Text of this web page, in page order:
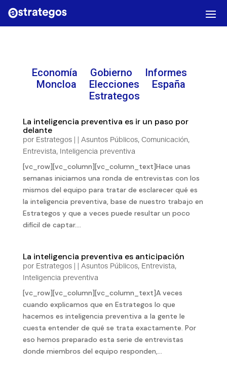
Economía Gobierno
Informes
Moncloa Elecciones
España
Estrategos
La inteligencia preventiva es ir un paso por
delante
por Estrategos| Asuntos Públicos, Comunicación,
Entrevista, Inteligencia preventiva
[vc_row][vc_column][vc_column_text]Hace unas
semanas iniciamos una ronda de entrevistas con los
mismos del equipo para tratar de esclarecer qué es
la inteligencia preventiva, base de nuestro trabajo en
Estrategos y que a veces puede resultar un poco
difícil de captar....
La inteligencia preventiva es anticipación
por Estrategos| Asuntos Públicos, Entrevista,
Inteligencia preventiva
[vc_row][vc_column][vc_column_text]A veces
cuando explicamos que en Estrategos lo que
hacemos es inteligencia preventiva a la gente le
cuesta entender de qué se trata exactamente. Por
eso hemos preparado esta serie de entrevistas
donde miembros del equipo responden,...